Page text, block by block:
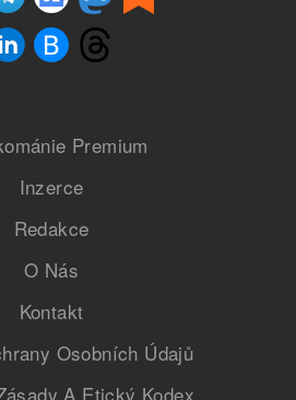
Premium
Inzerce
Redakce
O Nás
Kontakt
Osobních Údajů
A Etický Kodex